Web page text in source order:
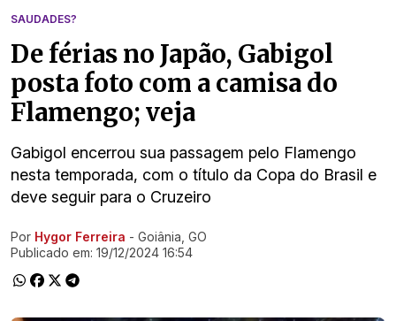
SAUDADES?
De férias no Japão, Gabigol
posta foto com a camisa do
Flamengo; veja
Gabigol encerrou sua passagem pelo Flamengo
nesta temporada, com o título da Copa do Brasil e
deve seguir para o Cruzeiro
Ir direto pra matéria
Por Hygor Ferreira - Goiânia, GO
Publicado em: 19/12/2024 16:54